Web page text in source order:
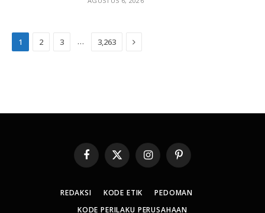
1 2 3 … 3,263 Next
Facebook
X
(Twitter)
InstagramPinterest
REDAKSI KODE ETIK
PEDOMAN
KODE PERILAKU PERUSAHAAN